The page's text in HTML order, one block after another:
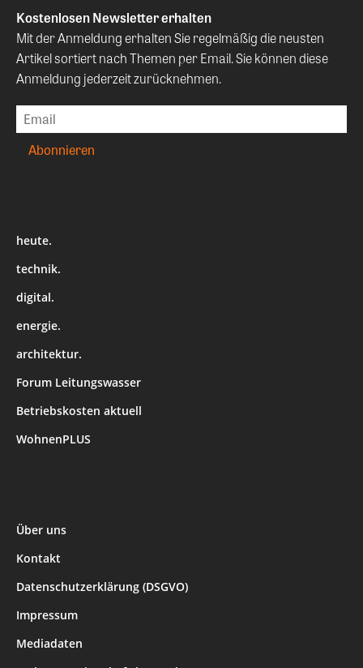
Kostenlosen Newsletter erhalten
Mit der Anmeldung erhalten Sie regelmäßig die neusten
Artikel sortiert nach Themen per Email. Sie können diese
Anmeldung jederzeit zurücknehmen.
heute.
technik.
digital.
energie.
architektur.
Forum Leitungswasser
Betriebskosten aktuell
WohnenPLUS
Über uns
Kontakt
Datenschutzerklärung (DSGVO)
Impressum
Mediadaten